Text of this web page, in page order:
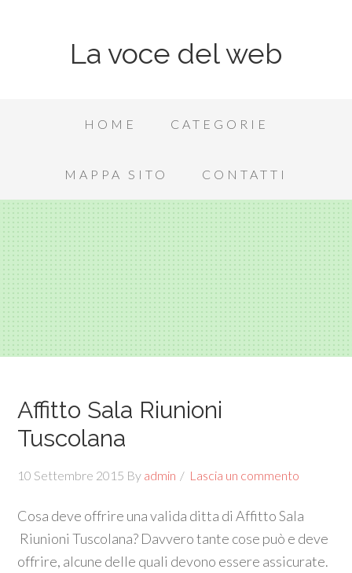
La voce del web
HOME CATEGORIE
MAPPA SITO CONTATTI
Affitto Sala Riunioni
Tuscolana
10 Settembre 2015 By admin Lascia un commento
Cosa deve offrire una valida ditta di Affitto Sala
Riunioni Tuscolana? Davvero tante cose può e deve
offrire, alcune delle quali devono essere assicurate.